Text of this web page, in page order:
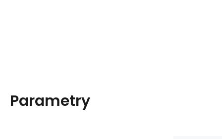
Parametry